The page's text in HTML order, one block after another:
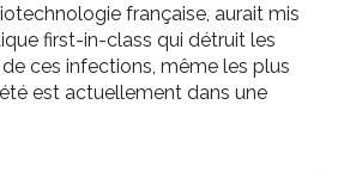
française, aurait mis
first-in-class qui détruit les
de ces infections, même les plus
est actuellement dans une